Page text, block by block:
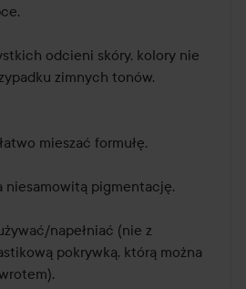
odcieni skóry, kolory nie
zimnych tonów.
mieszać formułę.
niesamowitą pigmentację.
napełniać (nie z
pokrywką, którą można